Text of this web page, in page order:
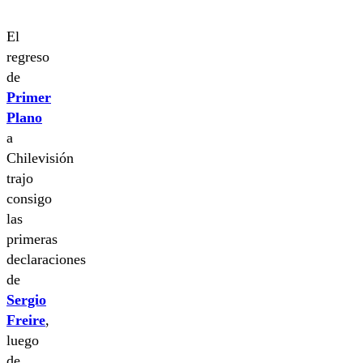
El
regreso
de
Primer
Plano
a
Chilevisión
trajo
consigo
las
primeras
declaraciones
de
Sergio
Freire,
luego